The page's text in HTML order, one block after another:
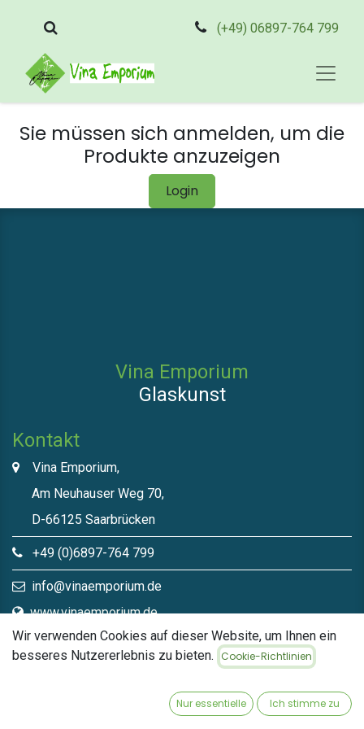
(+49) 06897-764 799
Sie müssen sich anmelden, um die
Produkte anzuzeigen
Login
Vina Emporium
Glaskunst
Kontakt
Vina Emporium,
Am Neuhauser Weg 70,
D-66125 Saarbrücken
+49 (0)6897-764 799
info@vinaemporium.de
www.vinaemporium.de
Direktlinks​
Wir verwenden Cookies auf dieser Website, um Ihnen ein
besseres Nutzererlebnis zu bieten.
Cookie-Richtlinien
Nur essentielle Ich stimme zu